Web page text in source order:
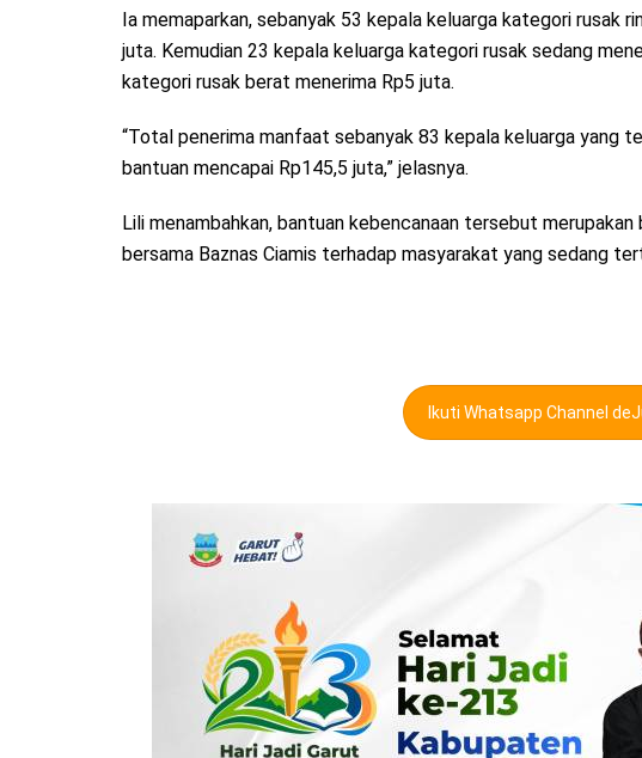
Ia memaparkan, sebanyak 53 kepala keluarga kategori rusak
juta. Kemudian 23 kepala keluarga kategori rusak sedang
kategori rusak berat menerima Rp5 juta.
“Total penerima manfaat sebanyak 83 kepala keluarga yang
bantuan mencapai Rp145,5 juta,” jelasnya.
Lili menambahkan, bantuan kebencanaan tersebut
bersama Baznas Ciamis terhadap masyarakat yang sedang
Ikuti Whatsapp Channel